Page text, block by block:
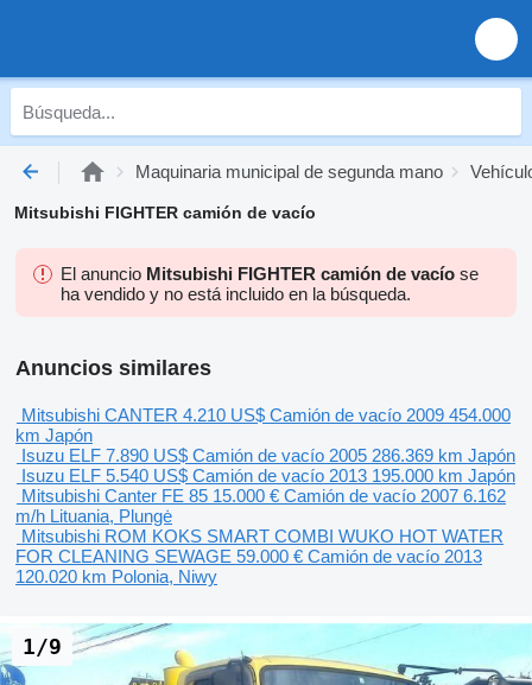
Maquinaria municipal de segunda mano
Mitsubishi FIGHTER camión de vacío
El anuncio Mitsubishi FIGHTER camión de vacío se
ha vendido y no está incluido en la búsqueda.
Anuncios similares
Mitsubishi CANTER 4.210 US$ Camión de vacío 2009 454.000
km Japón
Isuzu ELF 7.890 US$ Camión de vacío 2005 286.369 km Japón
Isuzu ELF 5.540 US$ Camión de vacío 2013 195.000 km Japón
Mitsubishi Canter FE 85 15.000 € Camión de vacío 2007 6.162
m/h Lituania, Plungė
Mitsubishi ROM KOKS SMART COMBI WUKO HOT WATER
FOR CLEANING SEWAGE 59.000 € Camión de vacío 2013
120.020 km Polonia, Niwy
1/9